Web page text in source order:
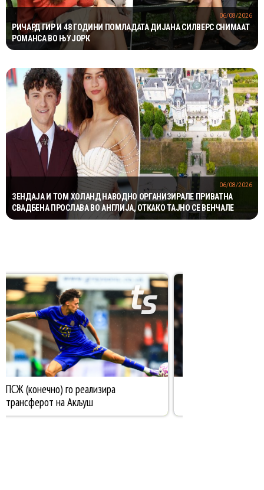
РИЧАРД ГИР И 48 ГОДИНИ ПОМЛАДАТА ДИЈАНА СИЛВЕРС СНИМААТ
РОМАНСА ВО ЊУЈОРК
06/08/2026
ЗЕНДАЈА И ТОМ ХОЛАНД НАВОДНО ОРГАНИЗИРАЛЕ ПРИВАТНА
СВАДБЕНА ПРОСЛАВА ВО АНГЛИЈА, ОТКАКО ТАЈНО СЕ ВЕНЧАЛЕ
06/08/2026